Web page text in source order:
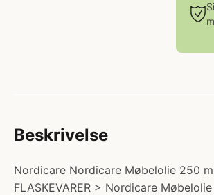
Beskrivelse
Nordicare Nordicare Møbelolie 250
FLASKEVARER > Nordicare